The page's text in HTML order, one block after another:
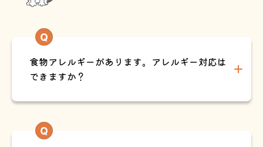
食物アレルギーがあります。アレルギー対応は
できますか？